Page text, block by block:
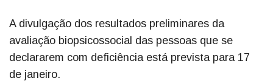
A divulgação dos resultados preliminares da
avaliação biopsicossocial das pessoas que se
declararem com deficiência está prevista para 17
de janeiro.